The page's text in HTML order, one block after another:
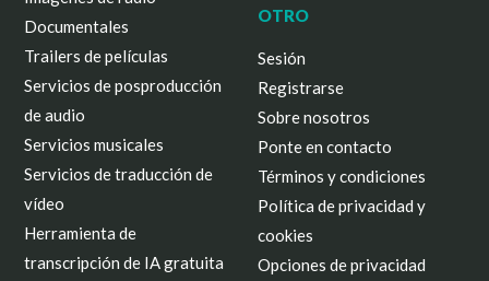
Documentales
Trailers de películas
Servicios de posproducción
de audio
Servicios musicales
Servicios de traducción de
vídeo
Herramienta de
transcripción de IA gratuita
OTRO
Sesión
Registrarse
Sobre nosotros
Ponte en contacto
Términos y condiciones
Política de privacidad y
cookies
Opciones de privacidad